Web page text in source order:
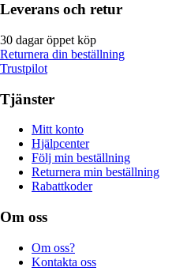
Leverans och retur
30 dagar öppet köp
Returnera din beställning
Trustpilot
Tjänster
Mitt konto
Hjälpcenter
Följ min beställning
Returnera min beställning
Rabattkoder
Om oss
Om oss?
Kontakta oss